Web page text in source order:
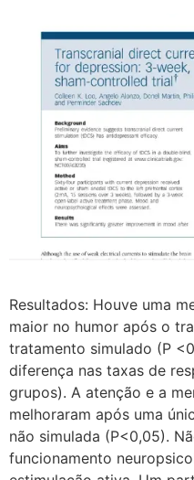
Resultados: Houve uma
maior no humor após o
tratamento simulado (P
diferença nas taxas de
grupos). A atenção e a
melhoraram após uma
não simulada (P<0,05).
funcionamento